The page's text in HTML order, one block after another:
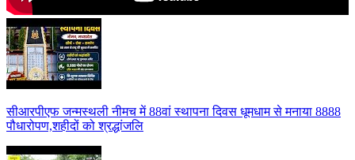
सीआरपीएफ जन्मस्थली नीमच में 88वां स्थापना दिवस धूमधाम से मनाया 8888
पौधारोपण,शहीदों को श्रद्धांजलि